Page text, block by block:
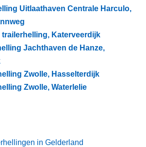
Uitlaathaven Centrale Harculo,
trailerhelling, Katerveerdijk
Jachthaven de Hanze,
Zwolle, Hasselterdijk
Zwolle, Waterlelie
in Gelderland